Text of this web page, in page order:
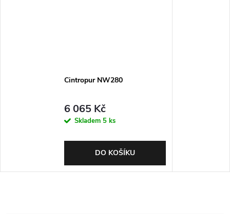
Cintropur NW280
6 065 Kč
Skladem 5 ks
DO KOŠÍKU